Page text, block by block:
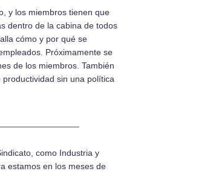
y los miembros tienen que
dentro de la cabina de todos
cómo y por qué se
Próximamente se
de los miembros. También
sin una política
como Industria y
estamos en los meses de